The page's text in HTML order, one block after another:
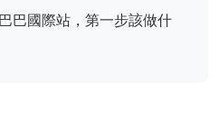
巴國際站，第一步該做什